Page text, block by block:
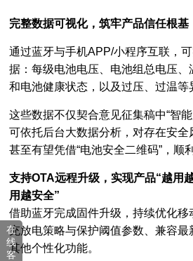
完整数据可视化，筑牢产品信任根基
通过蓝牙与手机APP/小程序互联，
据：每级电池电压、电池组总电压、
和电池健康状态， 以及过压、过温等
这些数据不仅契合意见征集稿中“智
可依托后台大数据分析，对存在安全
甚至有望凭借“电池安全二维码”，顺
支持OTA远程升级，实现产品“越用
用越安全”
借助蓝牙完成固件升级，持续优化
充放电策略与保护阈值参数、兼容最
其他个性化功能。
在
线
客